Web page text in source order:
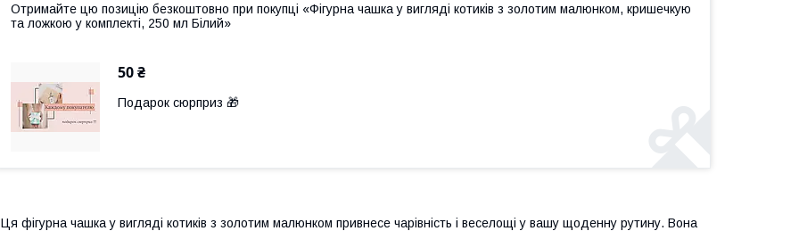
Отримайте цю позицію безкоштовно при покупці «Фігурна чашка у вигляді котиків з золотим малюнком, кришечкую
та ложкою у комплекті, 250 мл Білий»
50 ₴
Подарок сюрприз 🎁
Ця фігурна чашка у вигляді котиків з золотим малюнком привнесе чарівність і веселощі у вашу щоденну рутину. Вона